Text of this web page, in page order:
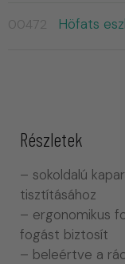
00472 Höfats
Részletek
– sokoldalú
tisztításához
– ergonomikus
fogást biztosít
– beleértve a